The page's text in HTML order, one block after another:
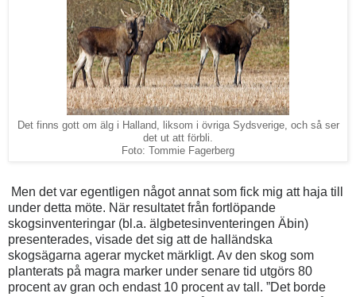
Det finns gott om älg i Halland, liksom i övriga Sydsverige, och så ser
det ut att förbli.
Foto: Tommie Fagerberg
Men det var egentligen något annat som fick mig att haja till
under detta möte. När resultatet från fortlöpande
skogsinventeringar (bl.a. älgbetesinventeringen Äbin)
presenterades, visade det sig att de halländska
skogsägarna agerar mycket märkligt. Av den skog som
planterats på magra marker under senare tid utgörs 80
procent av gran och endast 10 procent av tall. ”Det borde